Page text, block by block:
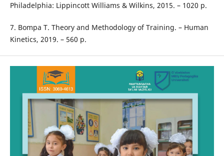
Philadelphia: Lippincott Williams & Wilkins, 2015. – 1020 p.
7. Bompa T. Theory and Methodology of Training. – Human
Kinetics, 2019. – 560 p.